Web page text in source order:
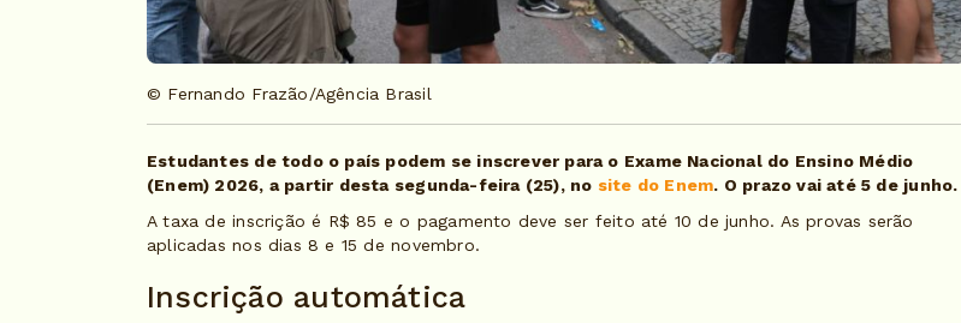
© Fernando Frazão/Agência Brasil
Estudantes de todo o país podem se inscrever para o Exame Nacional do Ensino Médio
(Enem) 2026, a partir desta segunda-feira (25), no site do Enem. O prazo vai até 5 de junho.
A taxa de inscrição é R$ 85 e o pagamento deve ser feito até 10 de junho. As provas serão
aplicadas nos dias 8 e 15 de novembro.
Inscrição automática